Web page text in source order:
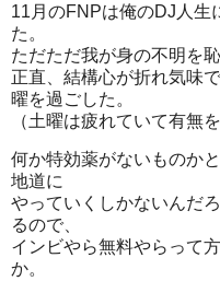
11月のFNPは俺のDJ人生
た。
ただただ我が身の不明を
正直、結構心が折れ気味
曜を過ごした。
（土曜は疲れていて有無
何か特効薬がないものか
地道に
やっていくしかないんだ
るので、
インビやら無料やらって
か。